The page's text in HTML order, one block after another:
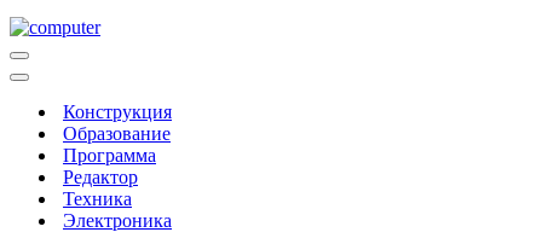
Меню
навигации
Меню
навигацииКонструкция
Образование
Программа
Редактор
Техника
Электроника